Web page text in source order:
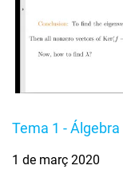
Tema 1 -
1 de març 2020